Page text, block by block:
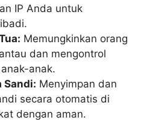
IP Anda untuk
Memungkinkan orang
dan mengontrol
anak.
Sandi: Menyimpan dan
secara otomatis di
dengan aman.